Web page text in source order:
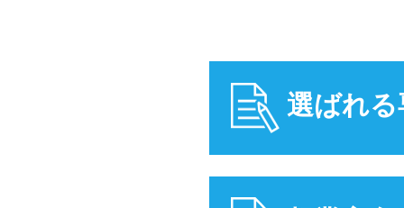
選ばれる